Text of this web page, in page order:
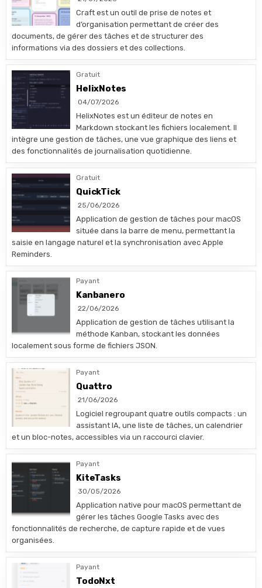
Craft est un outil de prise de notes et
d’organisation permettant de créer des
documents, de gérer des tâches et de structurer des
informations via des dossiers et des collections.
Gratuit
HelixNotes
04/07/2026
HelixNotes est un éditeur de notes en
Markdown stockant les fichiers localement. Il
intègre une gestion de tâches, une vue graphique des liens et
des fonctionnalités de journalisation quotidienne.
Gratuit
QuickTick
25/06/2026
Application de gestion de tâches pour macOS
située dans la barre de menu, permettant la
saisie en langage naturel et la synchronisation avec Apple
Reminders.
Payant
Kanbanero
22/06/2026
Application de gestion de tâches utilisant la
méthode Kanban, stockant les données
localement sous forme de fichiers JSON.
Payant
Quattro
21/06/2026
Logiciel regroupant quatre outils compacts : un
assistant IA, une liste de tâches, un calendrier
et un bloc-notes, accessibles via un raccourci clavier.
Payant
KiteTasks
30/05/2026
Application native pour macOS permettant de
gérer les tâches Google Tasks avec des
fonctionnalités de recherche, de capture rapide et de vues
organisées.
Payant
TodoNxt